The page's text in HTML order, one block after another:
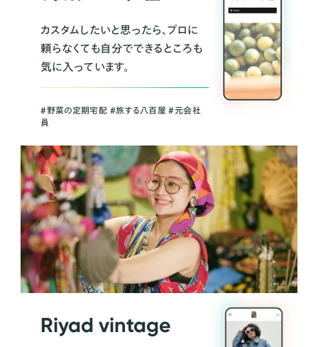
カスタムしたいと思ったら、プロに
頼らなくても自分でできるところも
気に入っています。
＃野菜の定期宅配 ＃旅する八百屋 ＃元会社
員
Riyad vintage